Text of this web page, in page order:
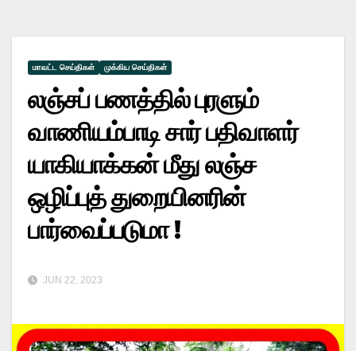
மாவட்ட செய்திகள் முக்கிய செய்திகள்
லஞ்சப் பணத்தில் புரளும்
வாணியம்பாடி சார் பதிவாளர்
யாகியாக்கன் மீது லஞ்ச
ஒழிப்புத் துறையினரின்
பார்வைப்படுமா !
JUN 22, 2023